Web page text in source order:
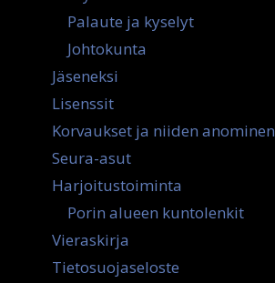
Palaute ja kyselyt
Johtokunta
Jäseneksi
Lisenssit
Korvaukset ja niiden anominen
Seura-asut
Harjoitustoiminta
Porin alueen kuntolenkit
Vieraskirja
Tietosuojaseloste